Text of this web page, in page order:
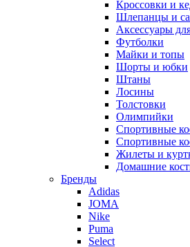
Кроссовки и
Шлепанцы и
Аксессуары
Футболки
Майки и топы
Шорты и юбки
Штаны
Лосины
Толстовки
Олимпийки
Спортивные
Спортивные
Жилеты и
Домашние
Бренды
Adidas
JOMA
Nike
Puma
Select